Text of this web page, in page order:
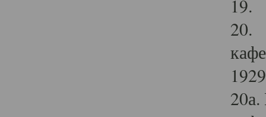
19.
20.